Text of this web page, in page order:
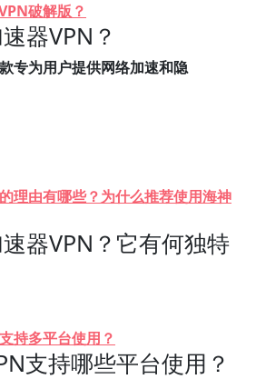
破解版？
器VPN？
专为用户提供网络加速和隐
理由有哪些？为什么推荐使用海神
器VPN？它有何独特
持多平台使用？
支持哪些平台使用？